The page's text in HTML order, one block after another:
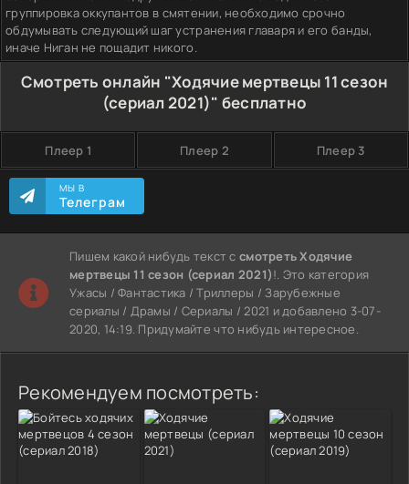
группировка оккупантов в смятении, необходимо срочно
обдумывать следующий шаг устранения главаря и его банды,
иначе Ниган не пощадит никого.
Смотреть онлайн "Ходячие мертвецы 11 сезон
(сериал 2021)" бесплатно
Плеер 1 Плеер 2 Плеер 3
МЫ В
Телеграм
Пишем какой нибудь текст ссмотреть Ходячие
мертвецы 11 сезон (сериал 2021)!. Это категория
Ужасы / Фантастика / Триллеры / Зарубежные
сериалы / Драмы / Сериалы / 2021 и добавлено 3-07-
2020, 14:19. Придумайте что нибудь интересное.
Рекомендуем посмотреть: